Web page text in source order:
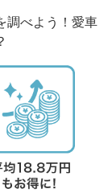
調べよう！愛車